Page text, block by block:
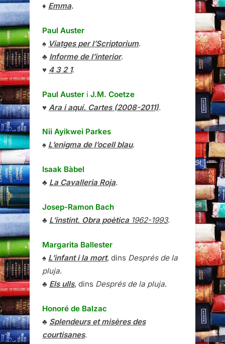
♦ Emma.
Paul Auster
♠ Viatges per l’Scriptorium.
♣ Informe de l’interior.
♥ 4 3 2 1.
Paul Auster i J.M. Coetze
♥ Ara i aquí. Cartes (2008-2011).
Nii Ayikwei Parkes
♠ L’enigma de l’ocell blau.
Isaak Bàbel
♣ La Cavalleria Roja.
Josep-Ramon Bach
♣ L’instint. Obra poètica1962-1993.
Margarita Ballester
♠ L’infant i la mort, dins Després de la
pluja.
♣ Els ulls, dins Després de la pluja.
Honoré de Balzac
♣ Splendeurs et misères des
courtisanes.